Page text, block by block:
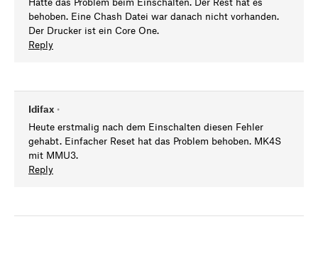
behoben. Eine Chash Datei war danach nicht vorhanden.
Der Drucker ist ein Core One.
Reply
Idifax •
Heute erstmalig nach dem Einschalten diesen Fehler
gehabt. Einfacher Reset hat das Problem behoben. MK4S
mit MMU3.
Reply